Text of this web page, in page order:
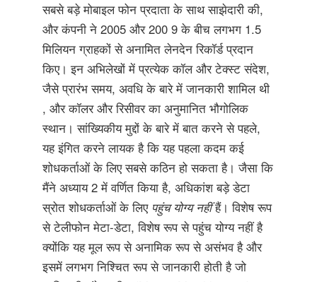
सबसे बड़े मोबाइल फोन प्रदाता के साथ साझेदारी की,
और कंपनी ने 2005 और 200 9 के बीच लगभग 1.5
मिलियन ग्राहकों से अनामित लेनदेन रिकॉर्ड प्रदान
किए। इन अभिलेखों में प्रत्येक कॉल और टेक्स्ट संदेश,
जैसे प्रारंभ समय, अवधि के बारे में जानकारी शामिल थी
, और कॉलर और रिसीवर का अनुमानित भौगोलिक
स्थान। सांख्यिकीय मुद्दों के बारे में बात करने से पहले,
यह इंगित करने लायक है कि यह पहला कदम कई
शोधकर्ताओं के लिए सबसे कठिन हो सकता है। जैसा कि
मैंने अध्याय 2 में वर्णित किया है, अधिकांश बड़े डेटा
स्रोत शोधकर्ताओं के लिए पहुंच योग्य नहींहैं। विशेष रूप
से टेलीफोन मेटा-डेटा, विशेष रूप से पहुंच योग्य नहीं है
क्योंकि यह मूल रूप से अनामिक रूप से असंभव है और
इसमें लगभग निश्चित रूप से जानकारी होती है जो